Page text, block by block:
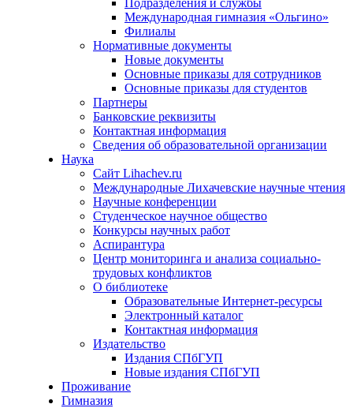
Подразделения и службы
Международная гимназия «Ольгино»
Филиалы
Нормативные документы
Новые документы
Основные приказы для сотрудников
Основные приказы для студентов
Партнеры
Банковские реквизиты
Контактная информация
Сведения об образовательной организации
Наука
Сайт Lihachev.ru
Международные Лихачевские научные чтения
Научные конференции
Студенческое научное общество
Конкурсы научных работ
Аспирантура
Центр мониторинга и анализа социально-
трудовых конфликтов
О библиотеке
Образовательные Интернет-ресурсы
Электронный каталог
Контактная информация
Издательство
Издания СПбГУП
Новые издания СПбГУП
Проживание
Гимназия